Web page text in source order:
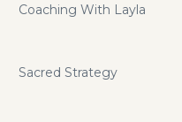
Coaching With Layla
Sacred Strategy